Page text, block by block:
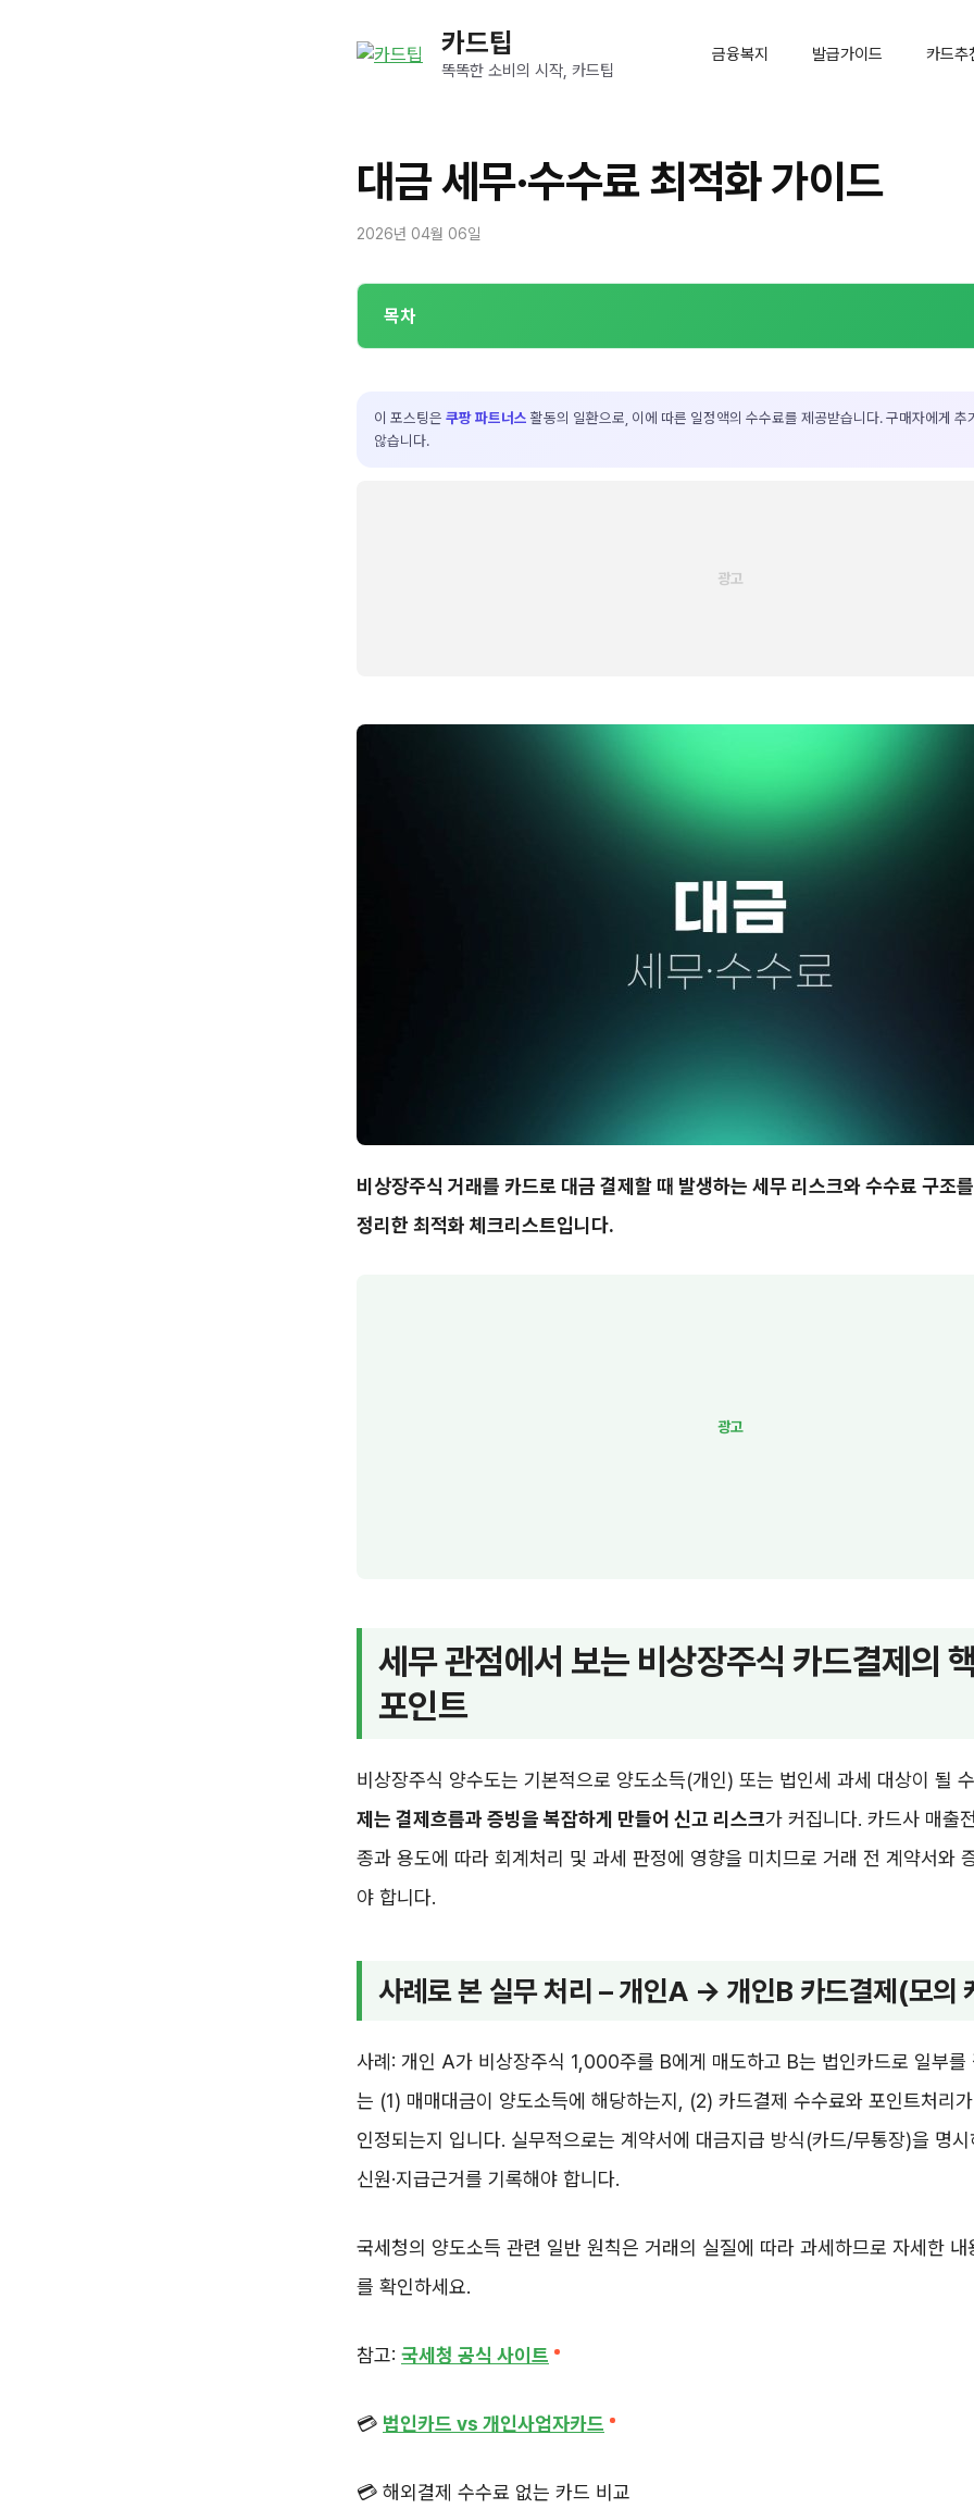
카드팁
똑똑한 소비의 시작, 카드팁
금융복지 발급가이드 카드추
대금 세무·수수료 최적화 가이드
2026년 04월 06일
목차
이 포스팅은 쿠팡 파트너스 활동의 일환으로, 이에 따른 일정액의 수수료를 제공받습니다. 구매자에게 추
않습니다.
비상장주식 거래를 카드로 대금 결제할 때 발생하는 세무 리스크와 수수료 구조
정리한 최적화 체크리스트입니다.
세무 관점에서 보는 비상장주식 카드결제의
포인트
비상장주식 양수도는 기본적으로 양도소득(개인) 또는 법인세 과세 대상이 될
제는 결제흐름과 증빙을 복잡하게 만들어 신고 리스크가 커집니다. 카드사 매출
종과 용도에 따라 회계처리 및 과세 판정에 영향을 미치므로 거래 전 계약서와
야 합니다.
사례로 본 실무 처리 – 개인A → 개인B 카드결제(모의
사례: 개인 A가 비상장주식 1,000주를 B에게 매도하고 B는 법인카드로 일부를
는 (1) 매매대금이 양도소득에 해당하는지, (2) 카드결제 수수료와 포인트처리
인정되는지 입니다. 실무적으로는 계약서에 대금지급 방식(카드/무통장)을 명
신원·지급근거를 기록해야 합니다.
국세청의 양도소득 관련 일반 원칙은 거래의 실질에 따라 과세하므로 자세한
를 확인하세요.
참고: 국세청 공식 사이트
💳 법인카드 vs 개인사업자카드
💳 해외결제 수수료 없는 카드 비교